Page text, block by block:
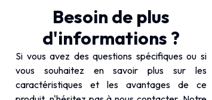
Besoin de plus
d'informations ?
Si vous avez des questions spécifiques ou si
vous souhaitez en savoir plus sur les
caractéristiques et les avantages de ce